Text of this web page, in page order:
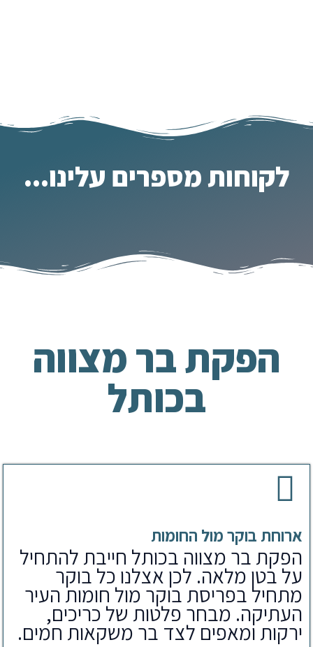
לקוחות מספרים עלינו...
הפקת בר מצווה
בכותל
ארוחת בוקר מול החומות
הפקת בר מצווה בכותל חייבת להתחיל
על בטן מלאה. לכן אצלנו כל בוקר
מתחיל בפריסת בוקר מול חומות העיר
העתיקה. מבחר פלטות של כריכים,
ירקות ומאפים לצד בר משקאות חמים.